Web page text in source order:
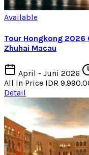
Available
Tour Hongkong 2026
Zhuhai Macau
April - Juni 2026
All In Price IDR
Detail